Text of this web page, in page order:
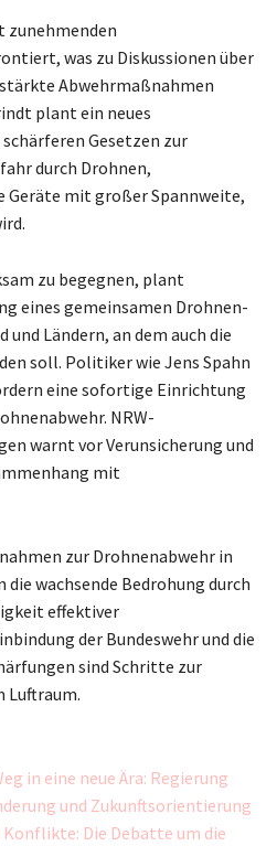
zunehmenden
was zu Diskussionen über
Abwehrmaßnahmen
plant ein neues
Gesetzen zur
durch Drohnen,
Geräte mit großer Spannweite,
zu begegnen, plant
eines gemeinsamen Drohnen-
Ländern, an dem auch die
soll. Politiker wie Jens Spahn
eine sofortige Einrichtung
NRW-
warnt vor Verunsicherung und
mit
zur Drohnenabwehr in
wachsende Bedrohung durch
effektiver
der Bundeswehr und die
sind Schritte zur
Luftraum.
in eine neue Ära: Regierung
und Zukunftsorientierung
Die Debatte um die